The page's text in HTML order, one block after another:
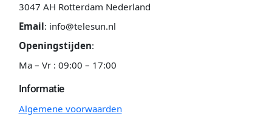
3047 AH Rotterdam Nederland
Email: info@telesun.nl
Openingstijden:
Ma – Vr : 09:00 – 17:00
Informatie
Algemene voorwaarden